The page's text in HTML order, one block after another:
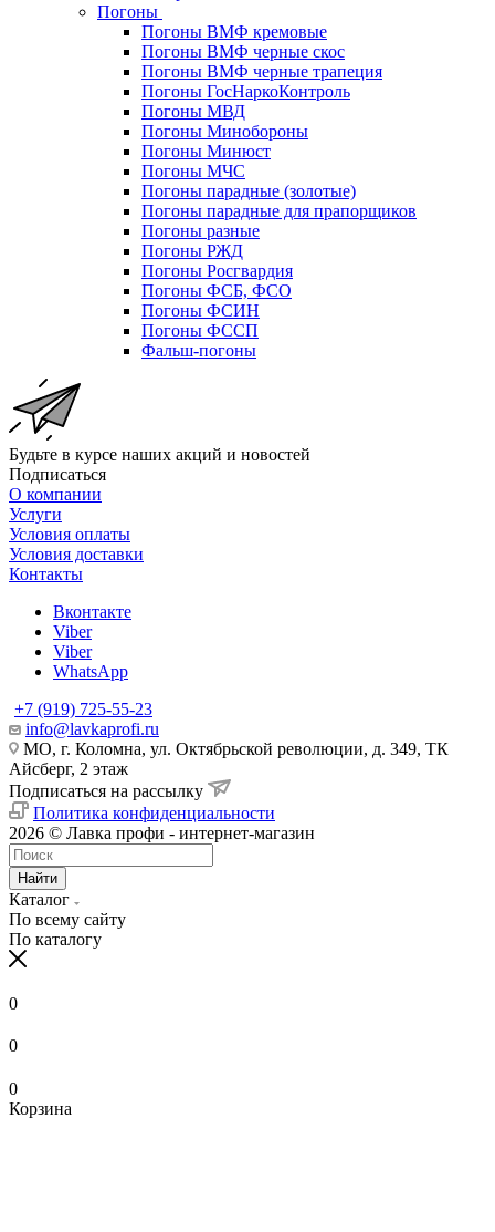
Погоны
Погоны ВМФ кремовые
Погоны ВМФ черные скос
Погоны ВМФ черные трапеция
Погоны ГосНаркоКонтроль
Погоны МВД
Погоны Минобороны
Погоны Минюст
Погоны МЧС
Погоны парадные (золотые)
Погоны парадные для прапорщиков
Погоны разные
Погоны РЖД
Погоны Росгвардия
Погоны ФСБ, ФСО
Погоны ФСИН
Погоны ФССП
Фальш-погоны
Будьте в курсе наших акций и новостей
Подписаться
О компании
Услуги
Условия оплаты
Условия доставки
Контакты
Вконтакте
Viber
Viber
WhatsApp
+7 (919) 725-55-23
info@lavkaprofi.ru
МО, г. Коломна, ул. Октябрьской революции, д. 349, ТК
Айсберг, 2 этаж
Подписаться на рассылку
Политика конфиденциальности
2026 © Лавка профи - интернет-магазин
Найти
Каталог
По всему сайту
По каталогу
0
0
0
Корзина